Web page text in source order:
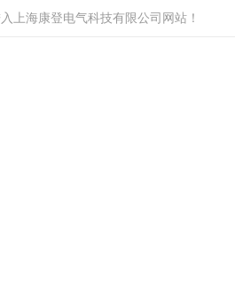
上海康登电气科技有限公司网站！